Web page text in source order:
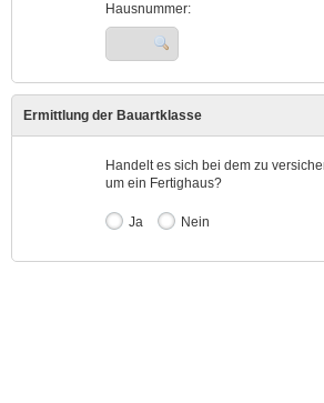
Hausnummer:
Ermittlung der Bauartklasse
Handelt es sich bei dem zu
um ein Fertighaus?
Ja Nein